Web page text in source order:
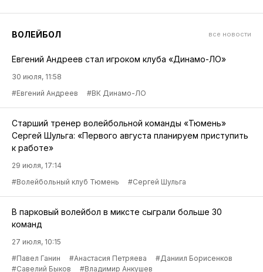
ВОЛЕЙБОЛ все новости
Евгений Андреев стал игроком клуба «Динамо-ЛО»
30 июля, 11:58
#Евгений Андреев
#ВК Динамо-ЛО
Старший тренер волейбольной команды «Тюмень»
Сергей Шульга: «Первого августа планируем приступить
к работе»
29 июля, 17:14
#Волейбольный клуб Тюмень
#Сергей Шульга
В парковый волейбол в миксте сыграли больше 30
команд
27 июля, 10:15
#Павел Ганин
#Анастасия Петряева
#Даниил Борисенков
#Савелий Быков
#Владимир Анкушев